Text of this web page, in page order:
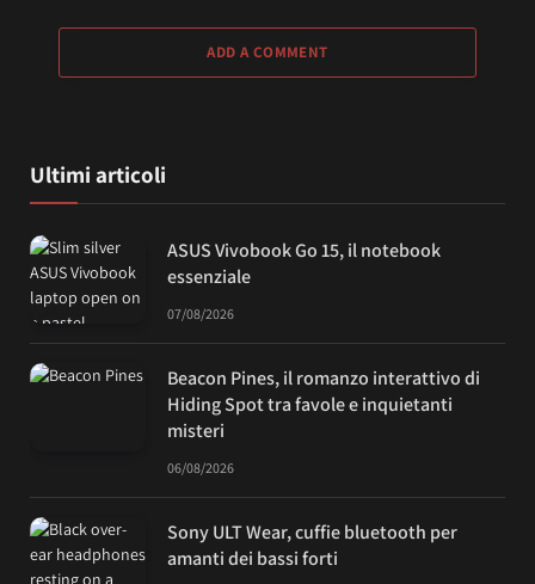
ADD A COMMENT
Ultimi articoli
ASUS Vivobook Go 15, il notebook
essenziale
07/08/2026
Beacon Pines, il romanzo interattivo di
Hiding Spot tra favole e inquietanti
misteri
06/08/2026
Sony ULT Wear, cuffie bluetooth per
amanti dei bassi forti